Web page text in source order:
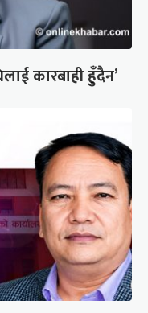
कारबाही हुँदैन’